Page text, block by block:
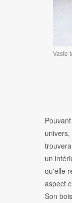
Vaste
un
qu'elle
aspect
Son